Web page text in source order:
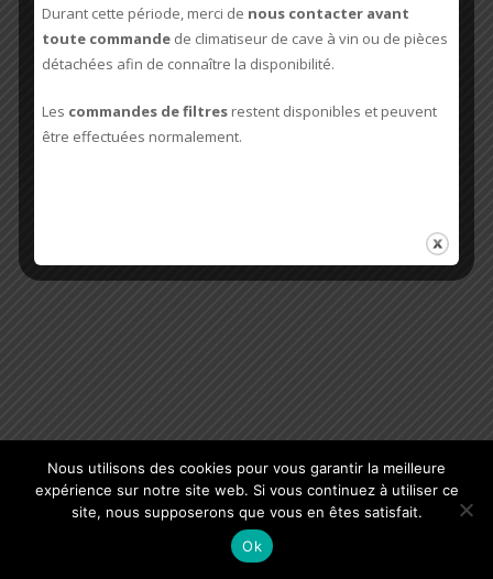
COPYRIGHT CLIMATISEUR DE CAVE© 2002-2024.
Nous utilisons des cookies pour vous garantir la meilleure
expérience sur notre site web. Si vous continuez à utiliser ce
site, nous supposerons que vous en êtes satisfait.
Ok
Durant cette période, merci de nous contacter avant
toute commande de climatiseur de cave à vin ou de pièces
détachées afin de connaître la disponibilité.
Les commandes de filtres restent disponibles et peuvent
être effectuées normalement.